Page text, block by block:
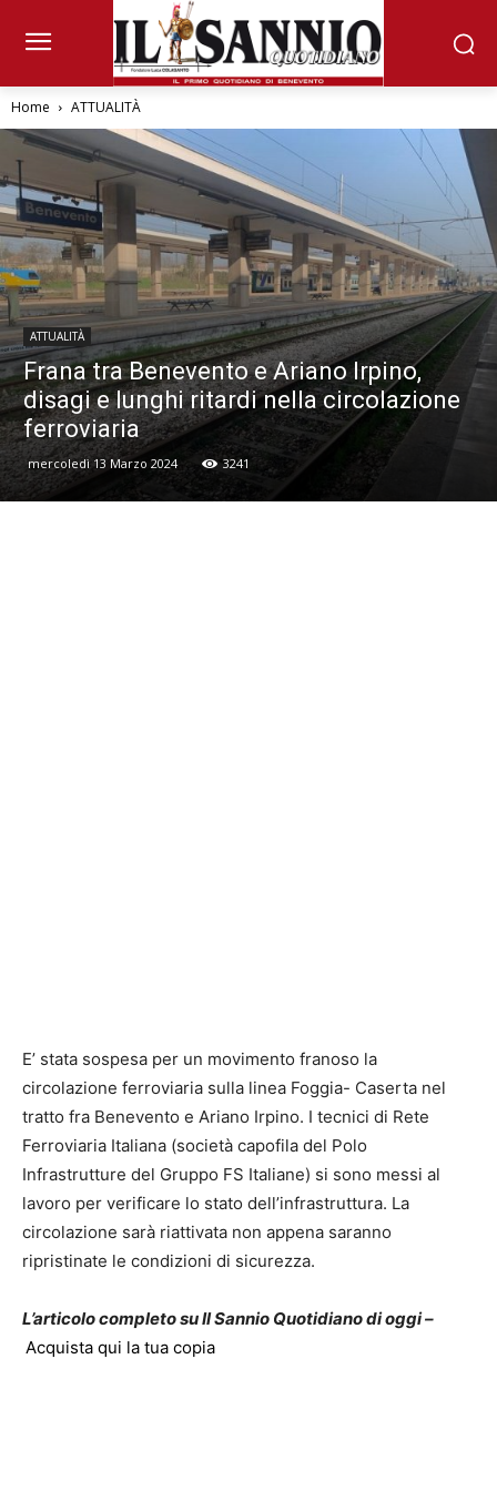
Home ATTUALITÀ
ATTUALITÀ
Frana tra Benevento e Ariano Irpino,
disagi e lunghi ritardi nella circolazione
ferroviaria
mercoledì 13 Marzo 2024 3241
E’ stata sospesa per un movimento franoso la
circolazione ferroviaria sulla linea Foggia- Caserta nel
tratto fra Benevento e Ariano Irpino. I tecnici di Rete
Ferroviaria Italiana (società capofila del Polo
Infrastrutture del Gruppo FS Italiane) si sono messi al
lavoro per verificare lo stato dell’infrastruttura. La
circolazione sarà riattivata non appena saranno
ripristinate le condizioni di sicurezza.
L’articolo completo su Il Sannio Quotidiano di oggi –
Acquista qui la tua copia